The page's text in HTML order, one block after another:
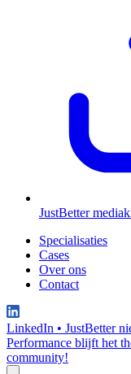
JustBetter
Specialisaties
Cases
Over ons
Contact
LinkedIn • JustBetter
Performance blijft het
community!